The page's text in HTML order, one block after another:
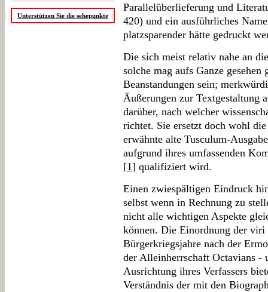
Unterstützen Sie die sehepunkte
Parallelüberlieferung und
420) und ein ausführliches
platzsparender hätte gedruckt
Die sich meist relativ nahe an
solche mag aufs Ganze
Beanstandungen sein;
Äußerungen zur Textgestaltung
darüber, nach welcher
richtet. Sie ersetzt doch wohl
erwähnte alte Tusculum-
aufgrund ihres umfassenden
[1] qualifiziert wird.
Einen zwiespältigen Eindruck
selbst wenn in Rechnung zu
nicht alle wichtigen Aspekte
können. Die Einordnung der
Bürgerkriegsjahre nach der
der Alleinherrschaft Octavians -
Ausrichtung ihres Verfassers
Verständnis der mit den